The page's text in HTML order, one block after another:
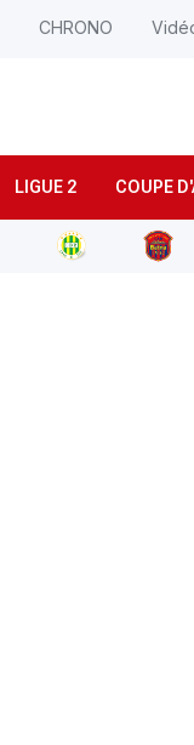
LIGUE 2 COUPE
CHRONO